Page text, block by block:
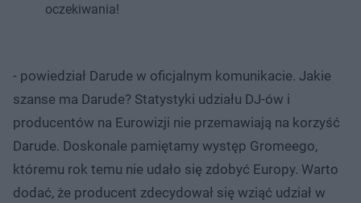
oczekiwania!
- powiedział Darude w oficjalnym komunikacie. Jakie
szanse ma Darude? Statystyki udziału DJ-ów i
producentów na Eurowizji nie przemawiają na korzyść
Darude. Doskonale pamiętamy występ Gromeego,
któremu rok temu nie udało się zdobyć Europy. Warto
dodać, że producent zdecydował się wziąć udział w